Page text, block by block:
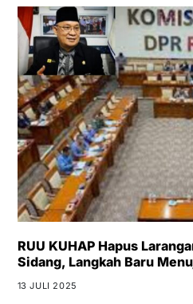
RUU KUHAP Hapus
Sidang, Langkah Baru
13 JULI 2025